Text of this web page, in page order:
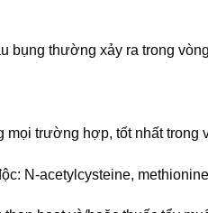
bụng thường xảy ra trong
mọi trường hợp, tốt nhất
N-acetylcysteine,